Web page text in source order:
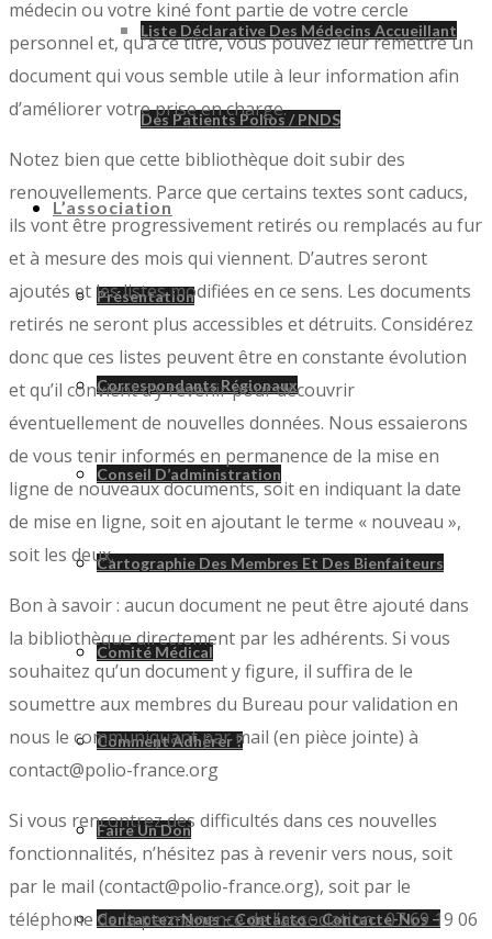
Liste Déclarative Des Médecins Accueillant
Des Patients Polios / PNDS
L’association
Présentation
Correspondants Régionaux
Conseil D’administration
Cartographie Des Membres Et Des Bienfaiteurs
Comité Médical
Comment Adhérer ?
Faire Un Don
Contactez-Nous – Contacto – Contacte-Nos –
médecin ou votre kiné font partie de votre cercle
personnel et, qu’à ce titre, vous pouvez leur remettre un
document qui vous semble utile à leur information afin
d’améliorer votre prise en charge.
Notez bien que cette bibliothèque doit subir des
renouvellements. Parce que certains textes sont caducs,
ils vont être progressivement retirés ou remplacés au fur
et à mesure des mois qui viennent. D’autres seront
ajoutés et les listes modifiées en ce sens. Les documents
retirés ne seront plus accessibles et détruits. Considérez
donc que ces listes peuvent être en constante évolution
et qu’il convient d’y revenir pour découvrir
éventuellement de nouvelles données. Nous essaierons
de vous tenir informés en permanence de la mise en
ligne de nouveaux documents, soit en indiquant la date
de mise en ligne, soit en ajoutant le terme « nouveau »,
soit les deux.
Bon à savoir : aucun document ne peut être ajouté dans
la bibliothèque directement par les adhérents. Si vous
souhaitez qu’un document y figure, il suffira de le
soumettre aux membres du Bureau pour validation en
nous le communiquant par mail (en pièce jointe) à
contact@polio-france.org
Si vous rencontrez des difficultés dans ces nouvelles
fonctionnalités, n’hésitez pas à revenir vers nous, soit
par le mail (contact@polio-france.org), soit par le
téléphone de la permanence de l’association : 07 69 19 06